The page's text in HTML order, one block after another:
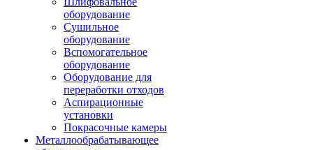
оборудование
Сушильное
оборудование
Вспомогательное
оборудование
Оборудование для
переработки отходов
Аспирационные
установки
Покрасочные камеры
Металлообрабатывающее